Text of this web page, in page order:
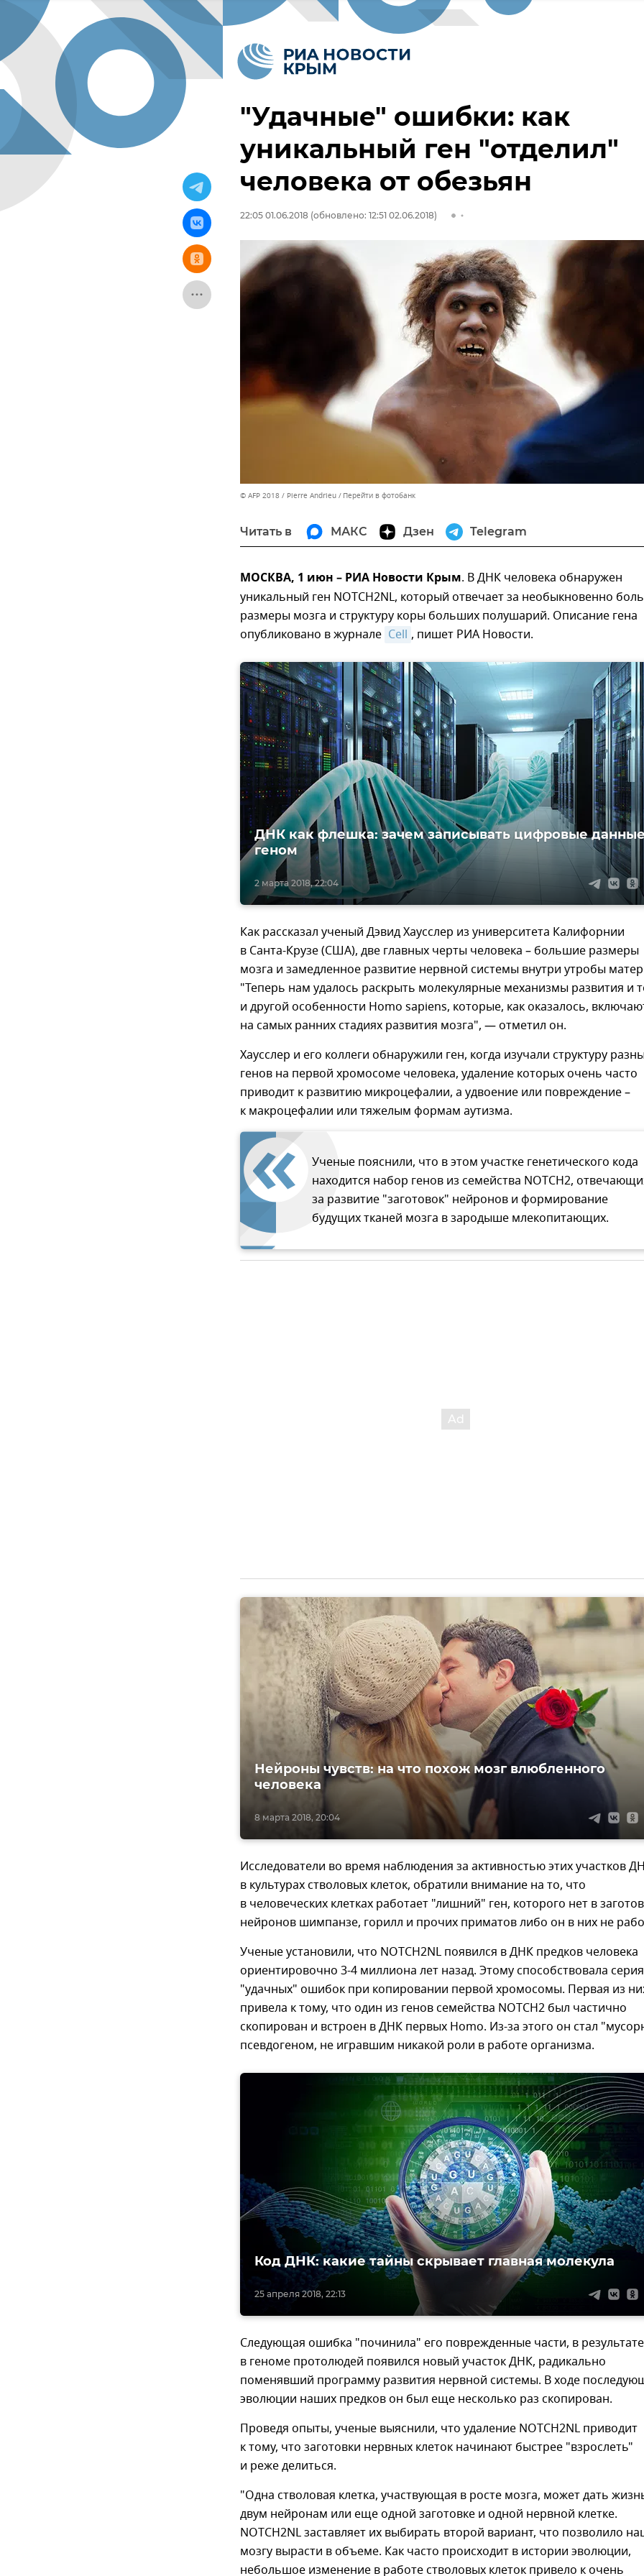
"Удачные" ошибки: как
уникальный ген "отделил"
человека от обезьян
22:05 01.06.2018 (обновлено: 12:51 02.06.2018)
© AFP 2018 / Pierre Andrieu Перейти в фотобанк
Читать в МАКС Дзен Telegram
МОСКВА, 1 июн – РИА Новости Крым. В ДНК человека обнаружен
уникальный ген NOTCH2NL, который отвечает за необыкновенно
размеры мозга и структуру коры больших полушарий. Описание гена
опубликовано в журнале Cell , пишет РИА Новости.
2 марта 2018, 22:04
ДНК как флешка: зачем записывать цифровые
геном
Как рассказал ученый Дэвид Хаусслер из университета Калифорнии
в Санта-Крузе (США), две главных черты человека – большие размеры
мозга и замедленное развитие нервной системы внутри утробы
"Теперь нам удалось раскрыть молекулярные механизмы развития и
и другой особенности Homo sapiens, которые, как оказалось,
на самых ранних стадиях развития мозга", — отметил он.
Хаусслер и его коллеги обнаружили ген, когда изучали структуру
генов на первой хромосоме человека, удаление которых очень часто
приводит к развитию микроцефалии, а удвоение или повреждение –
к макроцефалии или тяжелым формам аутизма.
Ученые пояснили, что в этом участке генетического кода
находится набор генов из семейства NOTCH2,
за развитие "заготовок" нейронов и формирование
будущих тканей мозга в зародыше млекопитающих.
8 марта 2018, 20:04
Нейроны чувств: на что похож мозг влюбленного
человека
Исследователи во время наблюдения за активностью этих участков
в культурах стволовых клеток, обратили внимание на то, что
в человеческих клетках работает "лишний" ген, которого нет в
нейронов шимпанзе, горилл и прочих приматов либо он в них не
Ученые установили, что NOTCH2NL появился в ДНК предков человека
ориентировочно 3-4 миллиона лет назад. Этому способствовала серия
"удачных" ошибок при копировании первой хромосомы. Первая из
привела к тому, что один из генов семейства NOTCH2 был частично
скопирован и встроен в ДНК первых Homo. Из-за этого он стал
псевдогеном, не игравшим никакой роли в работе организма.
25 апреля 2018, 22:13
Код ДНК: какие тайны скрывает главная молекула
Следующая ошибка "починила" его поврежденные части, в результате
в геноме протолюдей появился новый участок ДНК, радикально
поменявший программу развития нервной системы. В ходе
эволюции наших предков он был еще несколько раз скопирован.
Проведя опыты, ученые выяснили, что удаление NOTCH2NL приводит
к тому, что заготовки нервных клеток начинают быстрее "взрослеть"
и реже делиться.
"Одна стволовая клетка, участвующая в росте мозга, может дать
двум нейронам или еще одной заготовке и одной нервной клетке.
NOTCH2NL заставляет их выбирать второй вариант, что позволило
мозгу вырасти в объеме. Как часто происходит в истории эволюции,
небольшое изменение в работе стволовых клеток привело к очень